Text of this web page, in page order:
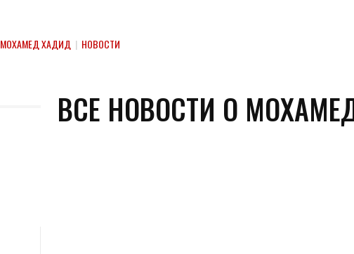
МОХАМЕД ХАДИД | НОВОСТИ
ВСЕ НОВОСТИ О